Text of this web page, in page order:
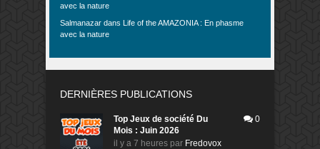
avec la nature
Salmanazar dans Life of the AMAZONIA : En phasme
avec la nature
DERNIÈRES PUBLICATIONS
Top Jeux de société Du
Mois : Juin 2026
il y a 7 heures par Fredovox
0